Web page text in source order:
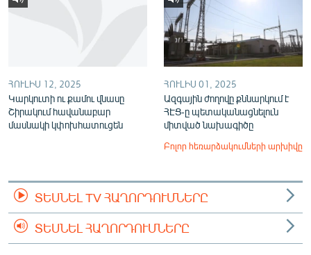
ՀՈՒԼԻՍ 12, 2025
Կարկուտի ու քամու վնասը
Շիրակում հավանաբար
մասնակի կփոխհատուցեն
ՀՈՒԼԻՍ 01, 2025
Ազգային ժողովը քննարկում է
ՀԷՑ-ը պետականացնելուն
միտված նախագիծը
Բոլոր հեռարձակումների արխիվը
ՏԵՍՆԵԼ TV ՀԱՂՈՐԴՈՒՄՆԵՐԸ
ՏԵՍՆԵԼ ՀԱՂՈՐԴՈՒՄՆԵՐԸ